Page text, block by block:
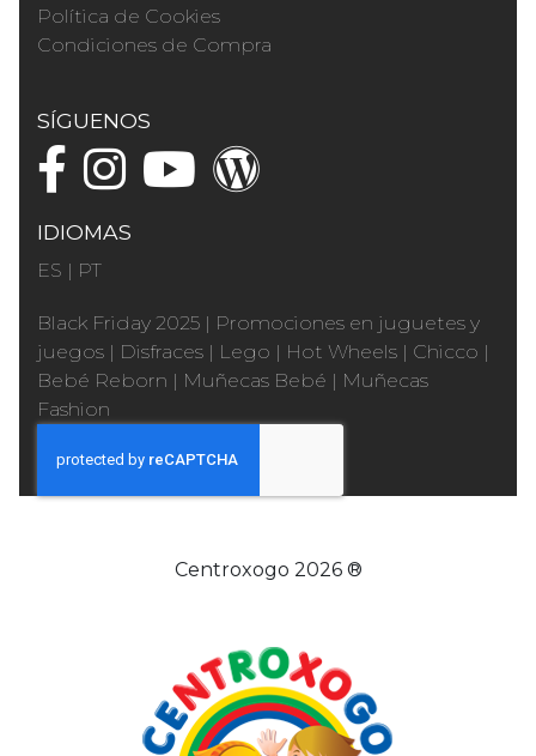
Política de Cookies
Condiciones de Compra
SÍGUENOS
IDIOMAS
ES | PT
Black Friday 2025 | Promociones en juguetes y
juegos | Disfraces | Lego | Hot Wheels | Chicco |
Bebé Reborn | Muñecas Bebé | Muñecas
Fashion
Centroxogo 2026 ®